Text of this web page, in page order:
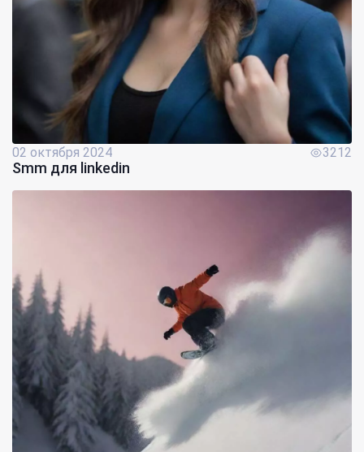
02 октября 2024 3212
Smm для linkedin